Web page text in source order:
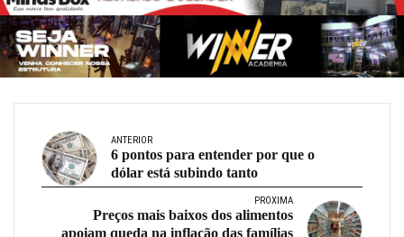
ANTERIOR
6 pontos para entender por que o
dólar está subindo tanto
PRÓXIMA
Preços mais baixos dos alimentos
apoiam queda na inflação das famílias